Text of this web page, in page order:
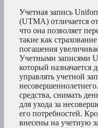
Учетная запись
(UTMA) отличается
что она позволяет
такие как
погашения
Учетными записями
который назначается
управлять учетной
средства, снимать
для ухода за
его потребностей.
внесены на учетную